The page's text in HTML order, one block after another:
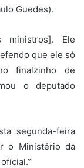
Guedes).
ministros]. Ele
que ele só
finalzinho de
o deputado
segunda-feira
o Ministério da